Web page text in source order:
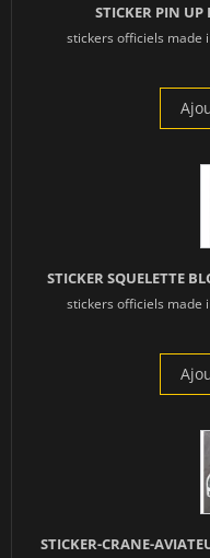
STICKER PIN UP
stickers officiels made
STICKER SQUELETTE
stickers officiels made
STICKER-CRANE-